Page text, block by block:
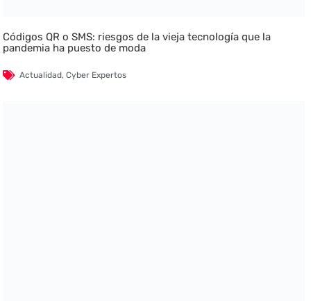
Códigos QR o SMS: riesgos de la vieja tecnología que la
pandemia ha puesto de moda
Actualidad,Cyber Expertos